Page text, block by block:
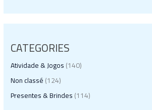
CATEGORIES
Atividade & Jogos(140)
Non classé(124)
Presentes & Brindes(114)